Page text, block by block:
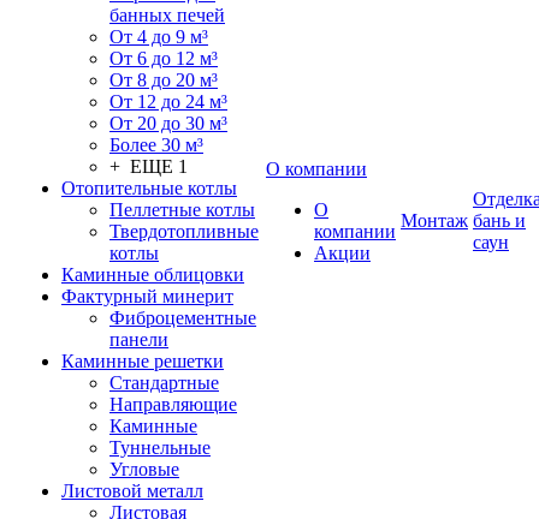
банных печей
От 4 до 9 м³
От 6 до 12 м³
От 8 до 20 м³
От 12 до 24 м³
От 20 до 30 м³
Более 30 м³
+ ЕЩЕ 1
Отопительные котлы
Пеллетные котлы
Твердотопливные
котлы
Каминные облицовки
Фактурный минерит
Фиброцементные
панели
Каминные решетки
Стандартные
Направляющие
Каминные
Туннельные
Угловые
Листовой металл
Листовая
О компании
О
компании
Акции
Монтаж бань и
саун